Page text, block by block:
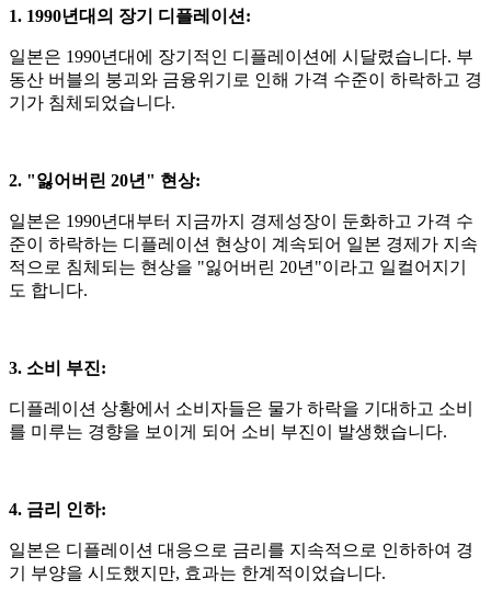
1. 1990년대의 장기 디플레이션 :
일본은 1990년대에 장기적인 디플레이션에 시달렸습니다. 부
동산 버블의 붕괴와 금융위기로 인해 가격 수준이 하락하고 경
기가 침체되었습니다.
2. "잃어버린 20년 " 현상:
일본은 1990년대부터 지금까지 경제성장이 둔화하고 가격 수
준이 하락하는 디플레이션 현상이 계속되어 일본 경제가 지속
적으로 침체되는 현상을 "잃어버린 20년 "이라고 일컬어지기
도 합니다.
3. 소비 부진:
디플레이션 상황에서 소비자들은 물가 하락을 기대하고 소비
를 미루는 경향을 보이게 되어 소비 부진이 발생했습니다.
4. 금리 인하:
일본은 디플레이션 대응으로 금리를 지속적으로 인하하여 경
기 부양을 시도했지만, 효과는 한계적이었습니다.